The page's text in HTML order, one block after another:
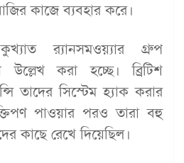
কাজে ব্যবহার করে।
র‍্যানসমওয়্যার গ্রুপ
করা হচ্ছে। ব্রিটিশ
তাদের সিস্টেম হ্যাক করার
পাওয়ার পরও তারা বহু
কাছে রেখে দিয়েছিল।